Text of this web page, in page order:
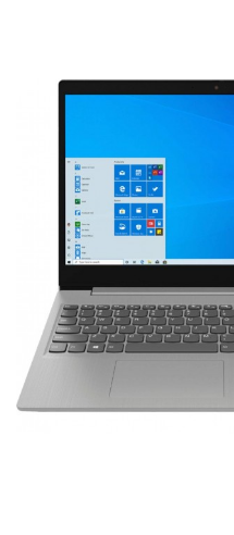
Téléphones
Tablettes
Électroménager
Electronique
High-
Tech,